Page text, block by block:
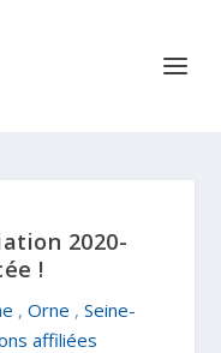
2020-
!
, Orne , Seine-
affiliées